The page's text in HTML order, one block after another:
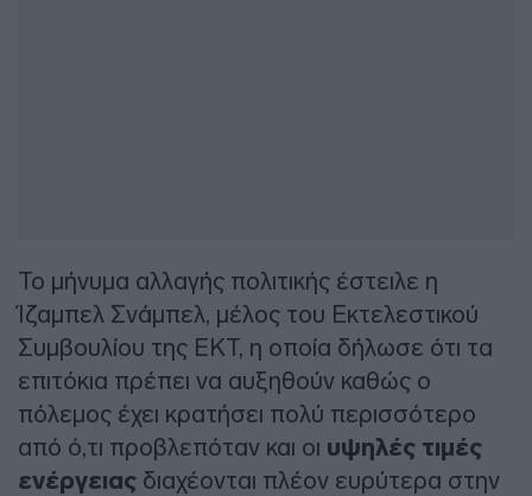
Το μήνυμα αλλαγής πολιτικής έστειλε η
Ίζαμπελ Σνάμπελ, μέλος του Εκτελεστικού
Συμβουλίου της ΕΚΤ, η οποία δήλωσε ότι τα
επιτόκια πρέπει να αυξηθούν καθώς ο
πόλεμος έχει κρατήσει πολύ περισσότερο
από ό,τι προβλεπόταν και οι υψηλές τιμές
ενέργειας διαχέονται πλέον ευρύτερα στην